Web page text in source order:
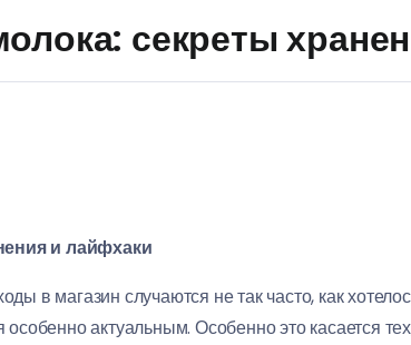
секреты
и лайфхаки
в магазин случаются не так часто, как
особенно актуальным. Особенно это касается